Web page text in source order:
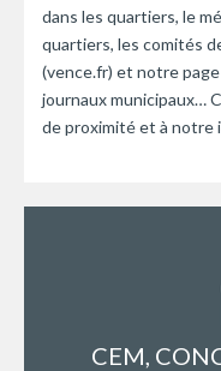
dans les quartiers, le
quartiers, les comités
(vence.fr) et notre page
journaux municipaux…
de proximité et à notre
CEM,